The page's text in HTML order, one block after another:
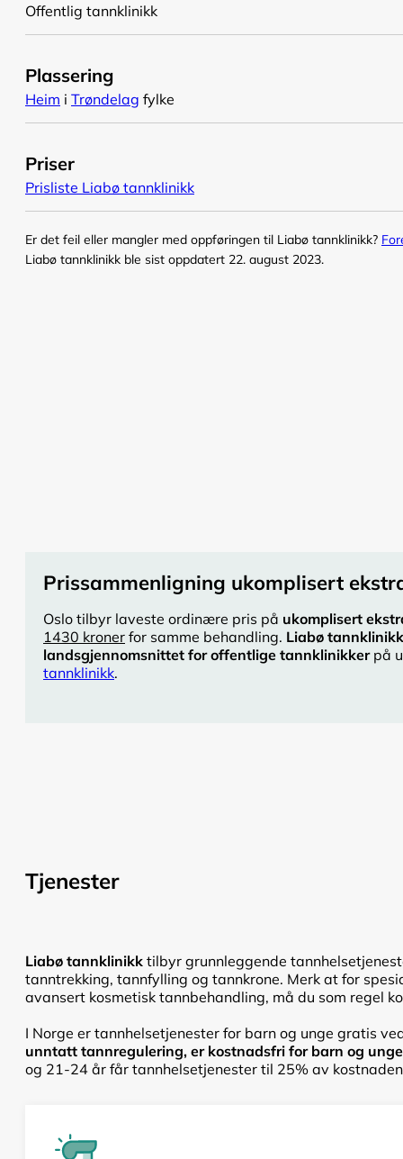
Offentlig tannklinikk
Plassering
Heim i Trøndelag fylke
Priser
Prisliste Liabø tannklinikk
Er det feil eller mangler med oppføringen til Liabø tannklinikk?
Liabø tannklinikk ble sist oppdatert 22. august 2023.
Prissammenligning ukomplisert
Oslo tilbyr laveste ordinære pris på ukomplisert
1430 kroner for samme behandling. Liabø tannklinikk
landsgjennomsnittet for offentlige tannklinikkerpå
tannklinikk.
Tjenester
Liabø tannklinikk tilbyr grunnleggende
tanntrekking, tannfylling og tannkrone. Merk at for
avansert kosmetisk tannbehandling, må du som regel
I Norge er tannhelsetjenester for barn og unge gratis
unntatt tannregulering, er kostnadsfri for barn og
og 21-24 år får tannhelsetjenester til 25% av